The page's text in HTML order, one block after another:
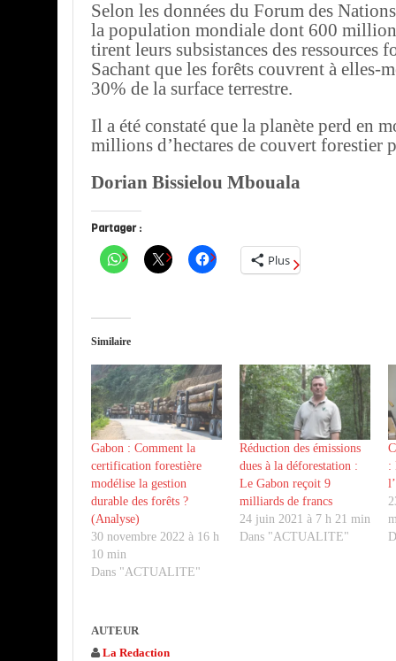
Selon les données du Forum des
la population mondiale dont 600
tirent leurs subsistances des ressources
Sachant que les forêts couvrent à elles-
30% de la surface terrestre.
Il a été constaté que la planète perd en
millions d’hectares de couvert forestier
Dorian Bissielou Mbouala
Partager :
Plus
Similaire
Gabon : Comment la
certification forestière
modélise la gestion
durable des forêts ?
(Analyse)
30 novembre 2022 à 16 h
10 min
Dans "ACTUALITE"
Réduction des émissions
dues à la déforestation :
Le Gabon reçoit 9
milliards de francs
24 juin 2021 à 7 h 21 min
Dans "ACTUALITE"
:
AUTEUR
La Redaction